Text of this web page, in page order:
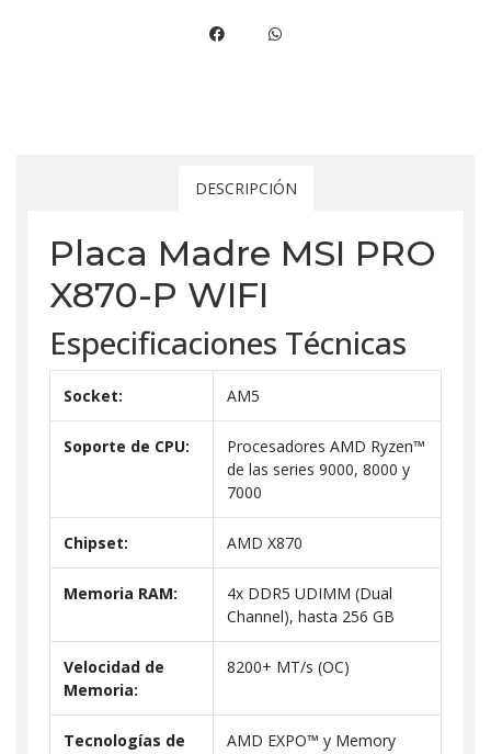
DESCRIPCIÓN
Placa Madre MSI PRO
X870-P WIFI
Especificaciones Técnicas
Socket: AM5
Soporte de CPU:
Procesadores AMD Ryzen™
de las series 9000, 8000 y
7000
Chipset: AMD X870
Memoria RAM:
4x DDR5 UDIMM (Dual
Channel), hasta 256 GB
Velocidad de
Memoria:
8200+ MT/s (OC)
Tecnologías de
AMD EXPO™ y Memory